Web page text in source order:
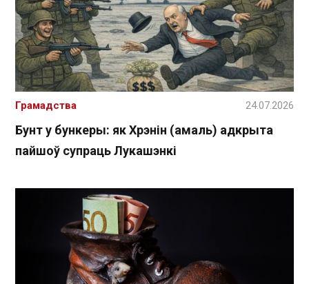
Бунт у бункеры: як Хрэнін (амаль) адкрыта
пайшоў супраць Лукашэнкі
Грамадства 24.07.2026